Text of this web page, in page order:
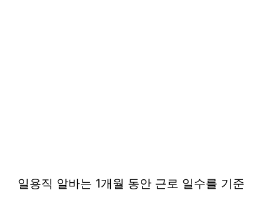
일용직 알바는 1개월 동안 근로 일수를 기준